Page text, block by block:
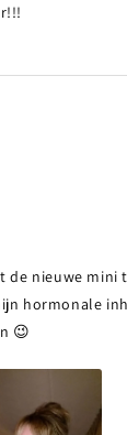
de nieuwe mini
hormonale
😉